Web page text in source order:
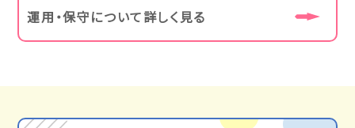
運用・保守について詳しく見る